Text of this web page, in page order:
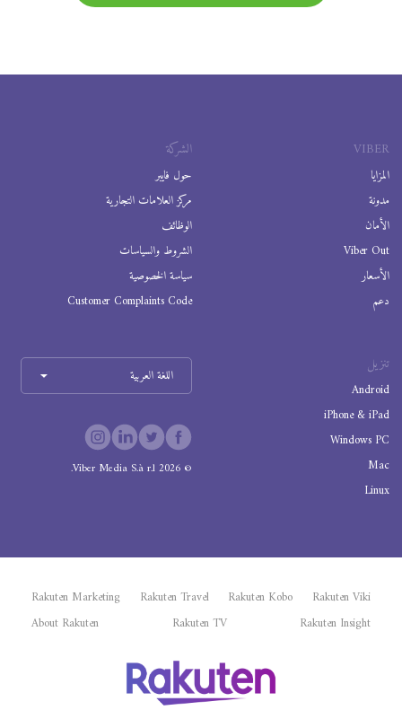
VIBER
المزايا
مدونة
الأمان
Viber Out
الأسعار
دعم
الشركة
حول فايبر
مركز العلامات التجارية
الوظائف
الشروط والسياسات
سياسة الخصوصية
Customer Complaints Code
تنزيل
Android
iPhone & iPad
Windows PC
Mac
Linux
اللغة العربية
©
2026
Viber Media S.à r.l.
Rakuten Viki
Rakuten Kobo
Rakuten Travel
Rakuten Marketing
Rakuten Insight
Rakuten TV
About Rakuten